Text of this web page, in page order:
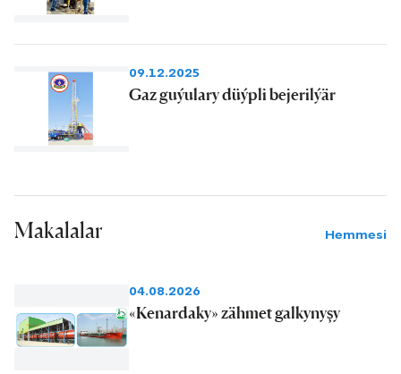
09.12.2025
Gaz guýulary düýpli bejerilýär
Makalalar Hemmesi
04.08.2026
«Kenardaky» zähmet galkynyşy